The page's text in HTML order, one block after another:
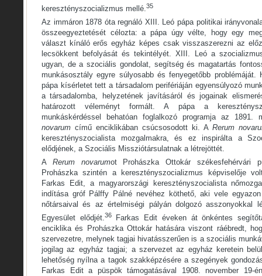
keresztényszocializmus mellé.35
Az immáron 1878 óta regnáló XIII. Leó pápa politikai
összeegyeztetését célozta: a pápa úgy vélte, hogy egy
választ kínáló erős egyház képes csak visszaszerezni az
lecsökkent befolyását és tekintélyét. XIII. Leó a
ugyan, de a szociális gondolat, segítség és magatartás
munkásosztály egyre súlyosabb és fenyegetőbb
pápa kísérletet tett a társadalom perifériáján egyensúlyozó
a társadalomba, helyzetének javításáról és jogainak
határozott véleményt formált. A pápa a
munkáskérdéssel behatóan foglalkozó programja az
novarum című enciklikában csúcsosodott ki. A Rerum
keresztényszocialista mozgalmakra, és ez inspirálta a
elődjének, a Szociális Missziótársulatnak a létrejöttét.
A Rerum novarumot Prohászka Ottokár székesfehérvári
Prohászka szintén a keresztényszocializmus képviselője
Farkas Edit, a magyarországi keresztényszocialista
indítása gróf Pálffy Pálné nevéhez köthető, aki vele
nőtársaival és az értelmiségi pályán dolgozó asszonyokkal
Egyesület elődjét.36Farkas Edit éveken át önkéntes
enciklika és Prohászka Ottokár hatására viszont ráébredt,
szervezetre, melynek tagjai hivatásszerűen is a szociális
jogilag az egyház tagjai; a szervezet az egyház keretein
lehetőség nyílna a tagok szakképzésére a szegények
Farkas Edit a püspök támogatásával 1908. november 19-